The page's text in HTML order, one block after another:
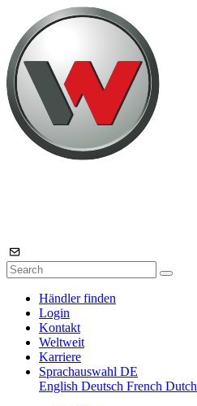
Händler finden
Login
Kontakt
Weltweit
Karriere
Sprachauswahl DE
English Deutsch French Dutch